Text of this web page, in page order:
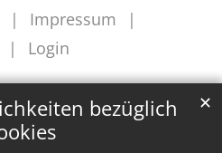
bezüglich
✕
Impressum
Login